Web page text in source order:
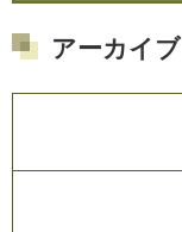
アーカイブ